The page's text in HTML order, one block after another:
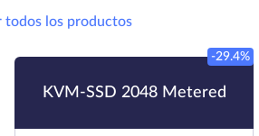
todos los productos
KVM-SSD 2048 Metered
-29.4%